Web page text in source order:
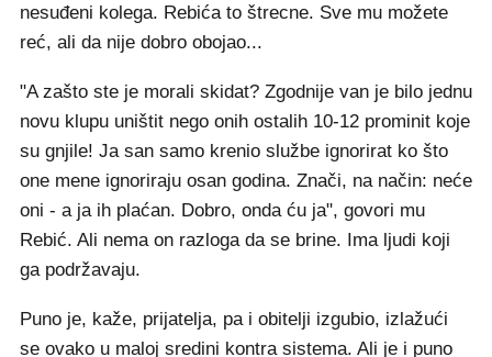
nesuđeni kolega. Rebića to štrecne. Sve mu možete
reć, ali da nije dobro obojao...
"A zašto ste je morali skidat? Zgodnije van je bilo jednu
novu klupu uništit nego onih ostalih 10-12 prominit koje
su gnjile! Ja san samo krenio službe ignorirat ko što
one mene ignoriraju osan godina. Znači, na način: neće
oni - a ja ih plaćan. Dobro, onda ću ja", govori mu
Rebić. Ali nema on razloga da se brine. Ima ljudi koji
ga podržavaju.
Puno je, kaže, prijatelja, pa i obitelji izgubio, izlažući
se ovako u maloj sredini kontra sistema. Ali je i puno